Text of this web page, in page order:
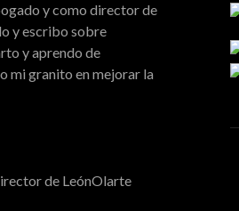
y como director de
y escribo sobre
y aprendo de
mi granito en mejorar la
de LeónOlarte